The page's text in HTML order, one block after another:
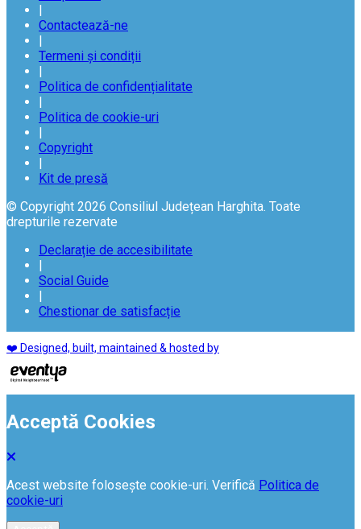
Contactează-ne
Termeni și condiții
Politica de confidențialitate
Politica de cookie-uri
Copyright
Kit de presă
© Copyright 2026 Consiliul Județean Harghita. Toate
drepturile rezervate
Declarație de accesibilitate
Social Guide
Chestionar de satisfacție
❤️ Designed, built, maintained & hosted by
Acceptă Cookies
Acest website folosește cookie-uri. Verifică Politica de
cookie-uri